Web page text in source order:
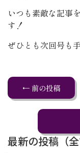
いつも素敵な記事
す！
ぜひとも次回号も
← 前の投稿
最新の投稿（全